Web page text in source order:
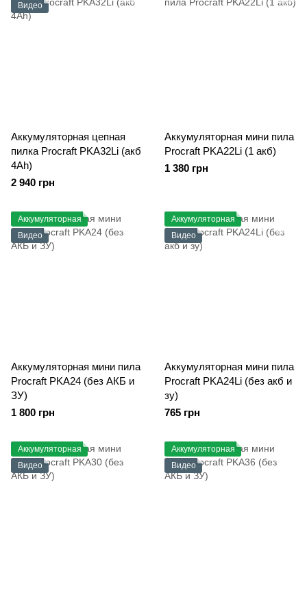
Видео
Аккумуляторная цепная
пилка Procraft PKA32Li (акб
4Ah)
2 940 грн
Аккумуляторная мини пила
Procraft PKA22Li (1 акб)
1 380 грн
Аккумуляторная
Видео
Аккумуляторная мини пила
Procraft PKA24 (без АКБ и
ЗУ)
1 800 грн
Аккумуляторная
Видео
Аккумуляторная мини пила
Procraft PKA24Li (без акб и
зу)
765 грн
Аккумуляторная
Видео
Аккумуляторная
Видео